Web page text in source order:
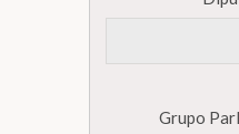
Grupo